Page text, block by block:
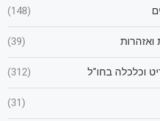
(148)
ואזהרות (39)
וכלכלה בחו"ל (312)
(31)